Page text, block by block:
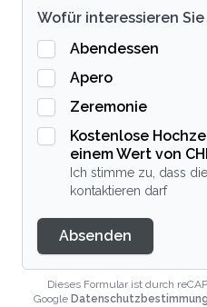
Wofür interessieren Sie
Abendessen
Apero
Zeremonie
Kostenlose
einem Wert von
Ich stimme zu, dass
kontaktieren darf
Absenden
Dieses Formular ist durch
Google